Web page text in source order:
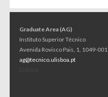
Graduate Area (AG)
Instituto Superior Técnico
Avenida Rovisco Pais, 1, 1049-001
ag@tecnico.ulisboa.pt